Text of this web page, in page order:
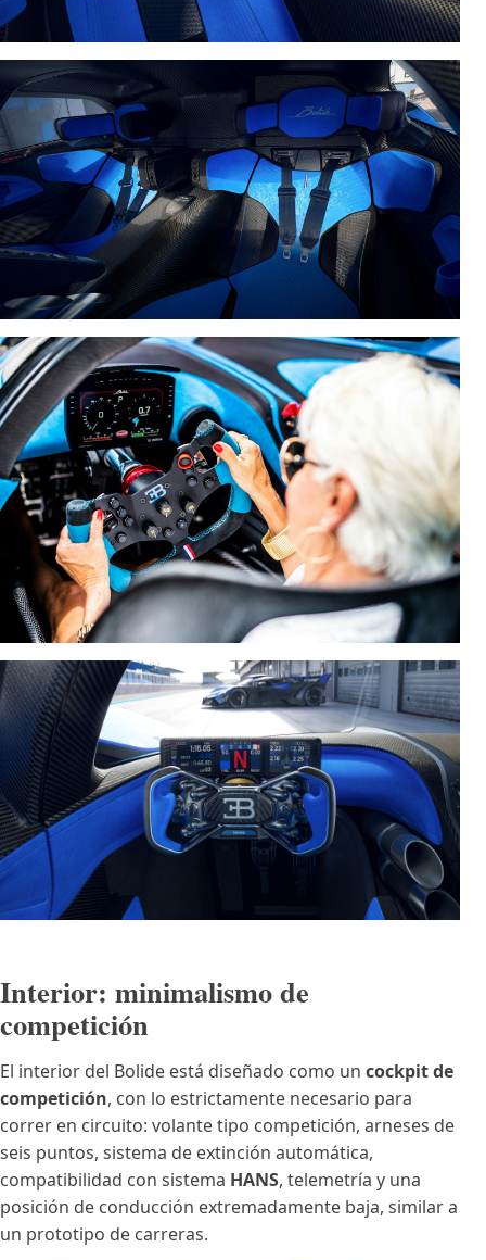
Interior: minimalismo de
competición
El interior del Bolide está diseñado como un cockpit de
competición, con lo estrictamente necesario para
correr en circuito: volante tipo competición, arneses de
seis puntos, sistema de extinción automática,
compatibilidad con sistema HANS, telemetría y una
posición de conducción extremadamente baja, similar a
un prototipo de carreras.